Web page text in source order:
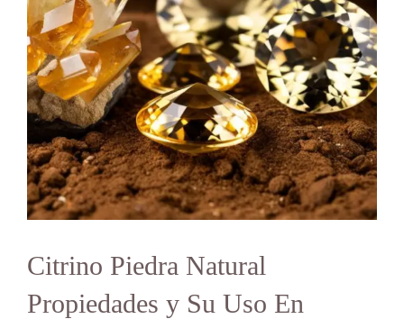
Citrino Piedra Natural
Propiedades y Su Uso En